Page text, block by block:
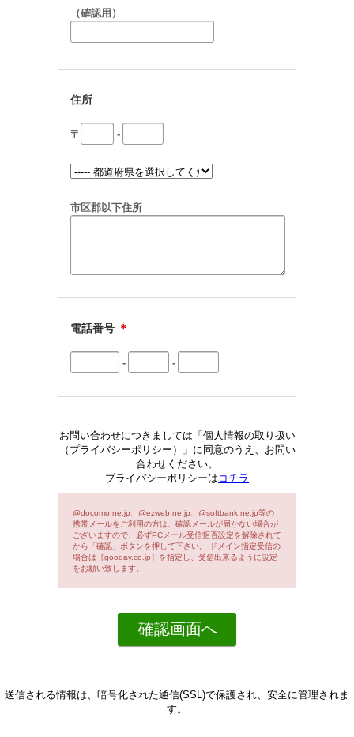
（確認用）
住所
〒 -
市区郡以下住所
電話番号 ＊
- -
お問い合わせにつきましては「個人情報の取り扱い
（プライバシーポリシー）」に同意のうえ、お問い
合わせください。
プライバシーポリシーは コチラ
@docomo.ne.jp、@ezweb.ne.jp、@softbank.ne.jp等の
携帯メールをご利用の方は、確認メールが届かない場合が
ございますので、必ずPCメール受信拒否設定を解除されて
から「確認」ボタンを押して下さい。 ドメイン指定受信の
場合は［gooday.co.jp］を指定し、受信出来るように設定
をお願い致します。
送信される情報は、暗号化された通信(SSL)で保護され、安全に管理されま
す。